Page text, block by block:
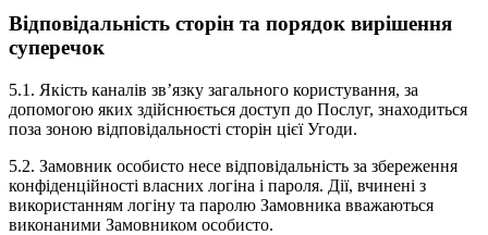
Відповідальність сторін та порядок вирішення
суперечок
5.1. Якість каналів зв’язку загального користування, за
допомогою яких здійснюється доступ до Послуг, знаходиться
поза зоною відповідальності сторін цієї Угоди.
5.2. Замовник особисто несе відповідальність за збереження
конфіденційності власних логіна і пароля. Дії, вчинені з
використанням логіну та паролю Замовника вважаються
виконаними Замовником особисто.